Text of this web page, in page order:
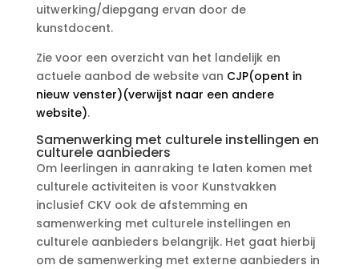
uitwerking/diepgang ervan door de
kunstdocent.
Zie voor een overzicht van het landelijk en
actuele aanbod de website van CJP(opent in
nieuw venster)(verwijst naar een andere
website).
Samenwerking met culturele instellingen en
culturele aanbieders
Om leerlingen in aanraking te laten komen met
culturele activiteiten is voor Kunstvakken
inclusief CKV ook de afstemming en
samenwerking met culturele instellingen en
culturele aanbieders belangrijk. Het gaat hierbij
om de samenwerking met externe aanbieders in